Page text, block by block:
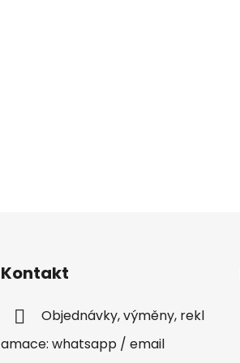
Kontakt
Objednávky, výměny, rekl
amace: whatsapp / email